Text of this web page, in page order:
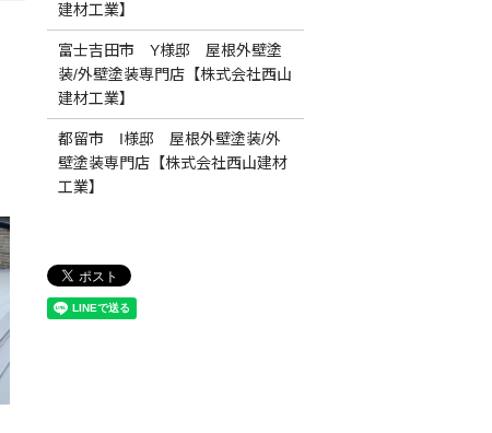
建材工業】
富士吉田市 Y様邸 屋根外壁塗
装/外壁塗装専門店【株式会社西山
建材工業】
都留市 I様邸 屋根外壁塗装/外
壁塗装専門店【株式会社西山建材
工業】